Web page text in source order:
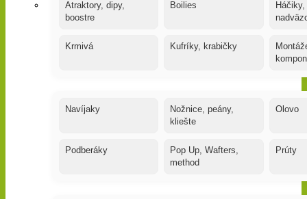
Atraktory, dipy,
boostre
Boilies
Krmivá Kufríky, krabičky
Navíjaky
Nožnice, peány,
kliešte
Olovo
Podberáky
Pop Up, Wafters,
method
Prúty